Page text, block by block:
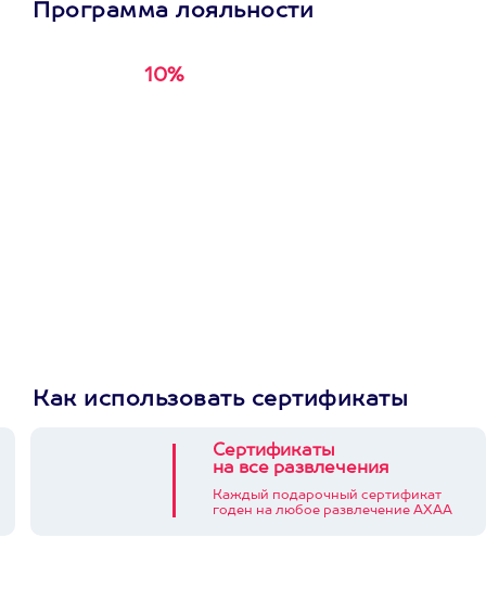
Программа лояльности
10%
Как использовать сертификаты
Сертификаты
на все развлечения
Каждый подарочный сертификат
годен на любое развлечение АХАА